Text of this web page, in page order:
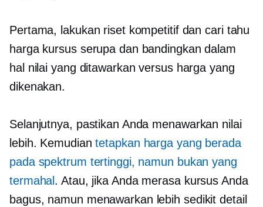
Pertama, lakukan riset kompetitif dan cari tahu
harga kursus serupa dan bandingkan dalam
hal nilai yang ditawarkan versus harga yang
dikenakan.
Selanjutnya, pastikan Anda menawarkan nilai
lebih. Kemudiantetapkan harga yang berada
pada spektrum tertinggi, namun bukan yang
termahal . Atau, jika Anda merasa kursus Anda
bagus, namun menawarkan lebih sedikit detail